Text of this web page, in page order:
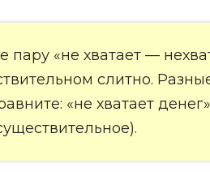
пару «не хватает —
слитно.
«не хватает